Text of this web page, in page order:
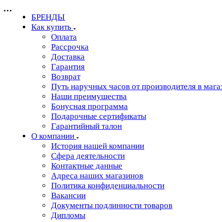
БРЕНДЫ
Как купить
Оплата
Рассрочка
Доставка
Гарантия
Возврат
Путь наручных часов от производителя в
Наши преимущества
Бонусная программа
Подарочные сертификаты
Гарантийный талон
О компании
История нашей компании
Сфера деятельности
Контактные данные
Адреса наших магазинов
Политика конфиденциальности
Вакансии
Документы подлинности товаров
Дипломы